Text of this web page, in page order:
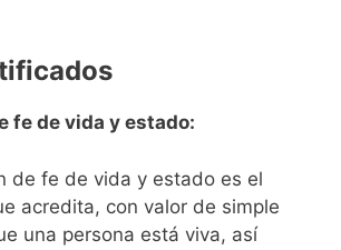
fe de vida y estado:
de fe de vida y estado es el
acredita, con valor de simple
una persona está viva, así